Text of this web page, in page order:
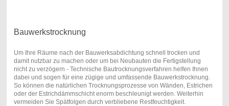
Bauwerkstrocknung
Um Ihre Räume nach der Bauwerksabdichtung schnell trocken und
damit nutzbar zu machen oder um bei Neubauten die Fertigstellung
nicht zu verzögern - Technische Bautrocknungsverfahren helfen Ihnen
dabei und sogen für eine zügige und umfassende Bauwerkstrocknung.
So können die natürlichen Trocknungsprozesse von Wänden, Estrichen
oder der Estrichdämmschicht enorm beschleunigt werden. Weiterhin
vermeiden Sie Spätfolgen durch verbliebene Restfeuchtigkeit.